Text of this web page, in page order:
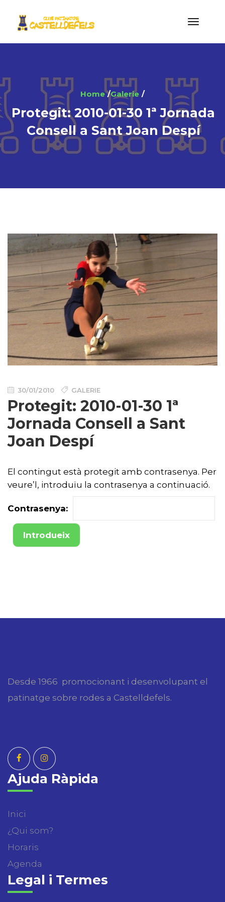
Home Galerie
Protegit: 2010-01-30 1ª Jornada
Consell a Sant Joan Despí
30/01/2010 GALERIE
Protegit: 2010-01-30 1ª
Jornada Consell a Sant
Joan Despí
El contingut està protegit amb contrasenya. Per
veure’l, introduïu la contrasenya a continuació.
Contrasenya:
Desde 1966 promocionant i desenvolupant el
patinatge sobre rodes a Castelldefels.
Ajuda Ràpida
Inici
¿Qui som?
Horaris
Agenda
Legal i Termes